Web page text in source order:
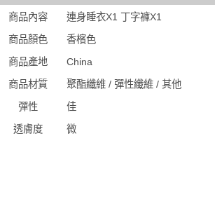
商品內容
連身睡衣X1 丁字褲X1
商品顏色
香檳色
商品產地
China
商品材質
聚酯纖維 / 彈性纖維 / 其他
彈性
佳
透膚度
微